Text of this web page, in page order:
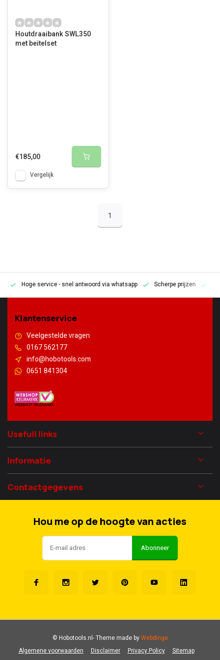
Houtdraaibank SWL350
met beitelset
€185,00
Vergelijk
1
Hoge service- snel antwoord via whatsapp Scherpe prijzen
Klantenservice
Veelgestelde vragen
0167 562177
info@hobotools.com
0651 841304
Usefull links
Informatie
Contactgegevens
Hou me op de hoogte van acties
Abonneer
Algemene voorwaarden Disclaimer Privacy Policy Sitemap
© Hobotools.nl- Theme made byWebdinge